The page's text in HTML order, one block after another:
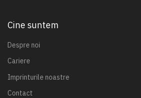
Cine suntem
Despre noi
Cariere
Imprinturile noastre
Contact